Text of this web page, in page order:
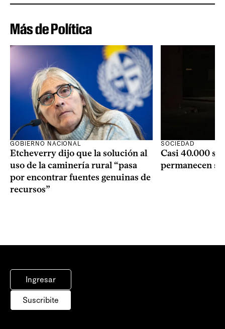
Más de Política
GOBIERNO NACIONAL
Etcheverry dijo que la solución al
uso de la caminería rural “pasa
por encontrar fuentes genuinas de
recursos”
SOCIEDAD
Casi 40.000
permanecen
Ingresar
Suscribite